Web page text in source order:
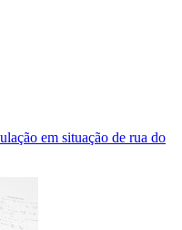
em situação de rua do